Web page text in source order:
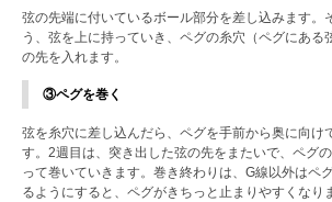
弦の先端に付いているボール部分を差し込みます。
う、弦を上に持っていき、ペグの糸穴（ペグにある
の先を入れます。
③ペグを巻く
弦を糸穴に差し込んだら、ペグを手前から奥に向け
す。2週目は、突き出した弦の先をまたいで、ペグ
って巻いていきます。巻き終わりは、G線以外はペ
るようにすると、ペグがきちっと止まりやすくなり